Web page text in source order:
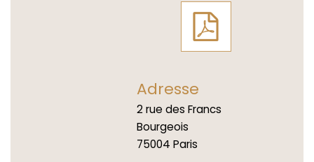
Adresse
2 rue des Francs
Bourgeois
75004 Paris